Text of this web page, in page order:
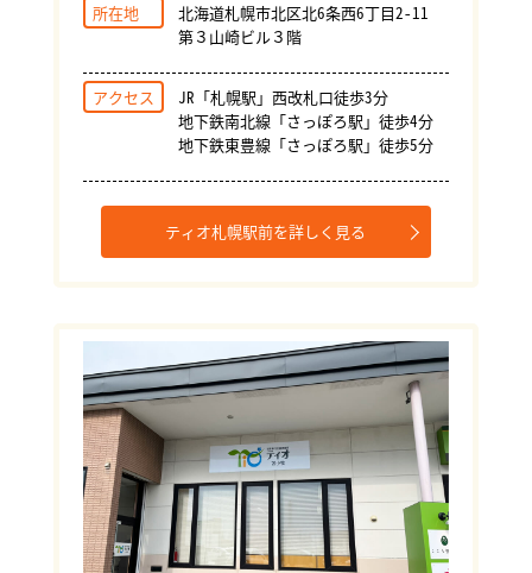
所在地
北海道札幌市北区北6条西6丁目2-11
第３山崎ビル３階
アクセス
JR「札幌駅」西改札口徒歩3分
地下鉄南北線「さっぽろ駅」徒歩4分
地下鉄東豊線「さっぽろ駅」徒歩5分
ティオ札幌駅前を詳しく見る